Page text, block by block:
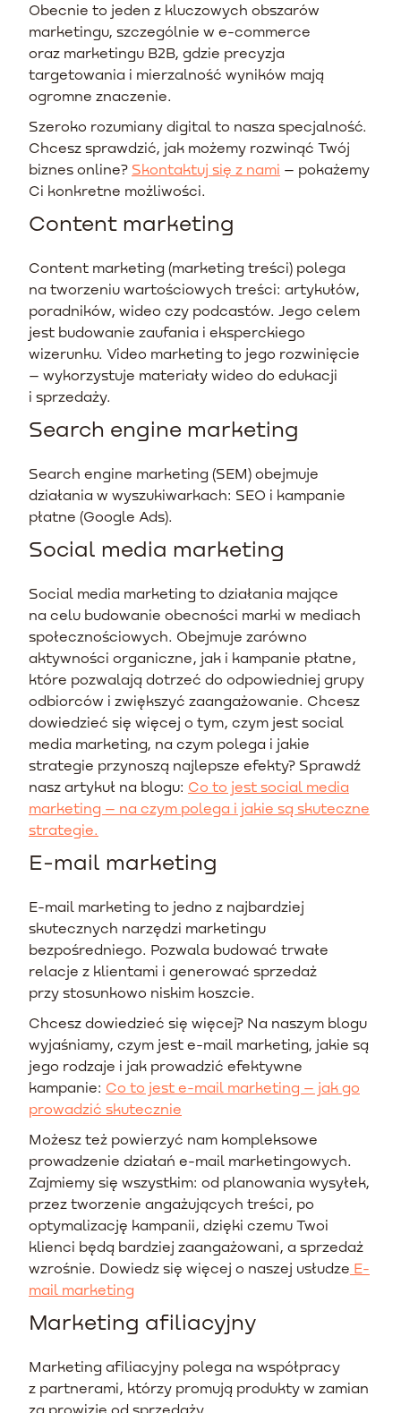
Obecnie to jeden z kluczowych obszarów
marketingu, szczególnie w e-commerce
oraz marketingu B2B, gdzie precyzja
targetowania i mierzalność wyników mają
ogromne znaczenie.
Szeroko rozumiany digital to nasza specjalność.
Chcesz sprawdzić, jak możemy rozwinąć Twój
biznes online? Skontaktuj się z nami – pokażemy
Ci konkretne możliwości.
Content marketing
Content marketing (marketing treści) polega
na tworzeniu wartościowych treści: artykułów,
poradników, wideo czy podcastów. Jego celem
jest budowanie zaufania i eksperckiego
wizerunku. Video marketing to jego rozwinięcie
– wykorzystuje materiały wideo do edukacji
i sprzedaży.
Search engine marketing
Search engine marketing (SEM) obejmuje
działania w wyszukiwarkach: SEO i kampanie
płatne (Google Ads).
Social media marketing
Social media marketing to działania mające
na celu budowanie obecności marki w mediach
społecznościowych. Obejmuje zarówno
aktywności organiczne, jak i kampanie płatne,
które pozwalają dotrzeć do odpowiedniej grupy
odbiorców i zwiększyć zaangażowanie. Chcesz
dowiedzieć się więcej o tym, czym jest social
media marketing, na czym polega i jakie
strategie przynoszą najlepsze efekty? Sprawdź
nasz artykuł na blogu: Co to jest social media
marketing – na czym polega i jakie są skuteczne
strategie.
E-mail marketing
E-mail marketing to jedno z najbardziej
skutecznych narzędzi marketingu
bezpośredniego. Pozwala budować trwałe
relacje z klientami i generować sprzedaż
przy stosunkowo niskim koszcie.
Chcesz dowiedzieć się więcej? Na naszym blogu
wyjaśniamy, czym jest e-mail marketing, jakie są
jego rodzaje i jak prowadzić efektywne
kampanie: Co to jest e-mail marketing – jak go
prowadzić skutecznie
Możesz też powierzyć nam kompleksowe
prowadzenie działań e-mail marketingowych.
Zajmiemy się wszystkim: od planowania wysyłek,
przez tworzenie angażujących treści, po
optymalizację kampanii, dzięki czemu Twoi
klienci będą bardziej zaangażowani, a sprzedaż
wzrośnie. Dowiedz się więcej o naszej usłudze E-
mail marketing
Marketing afiliacyjny
Marketing afiliacyjny polega na współpracy
z partnerami, którzy promują produkty w zamian
za prowizję od sprzedaży.